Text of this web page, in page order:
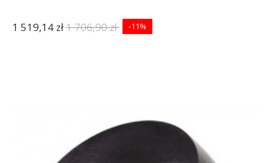
1 519,14 zł1 706,90 zł -11%